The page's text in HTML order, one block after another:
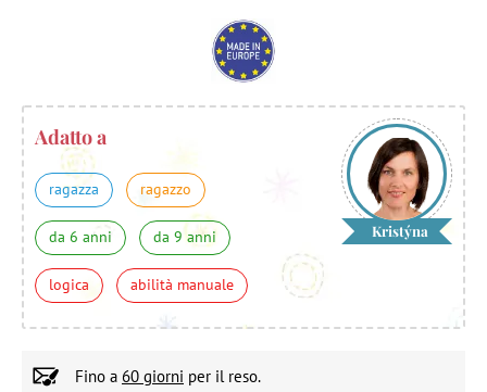
Adatto a
ragazza ragazzo
da 6 anni da 9 anni
logica abilità manuale
Kristýna
Fino a 60 giorni per il reso.